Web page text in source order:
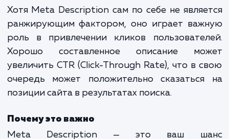
Определение Meta Description
Meta Description — это HTML-
который предоставляет краткое
содержания веб-страницы. Это
обычно отображается в результатах
систем под заголовком страницы и URL.
Влияние на SEO
Хотя Meta Description сам по себе не